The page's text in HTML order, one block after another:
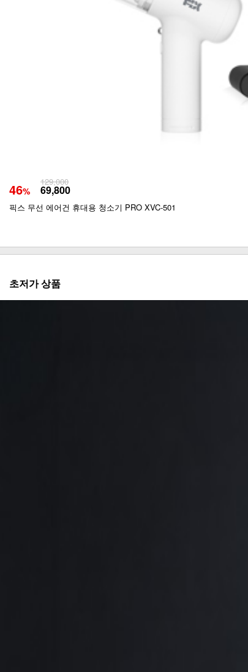
46%
129,000
69,800
픽스 무선 에어건 휴대용 청소기 PRO XVC-501
초저가 상품